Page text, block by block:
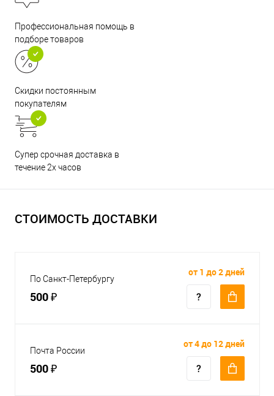
Профессиональная помощь в
подборе товаров
Скидки постоянным
покупателям
Супер срочная доставка в
течение 2х часов
СТОИМОСТЬ ДОСТАВКИ
По Санкт-Петербургу
500 ₽
от 1 до 2 дней
Почта России
500 ₽
от 4 до 12 дней